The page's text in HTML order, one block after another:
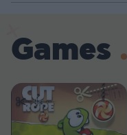
Games